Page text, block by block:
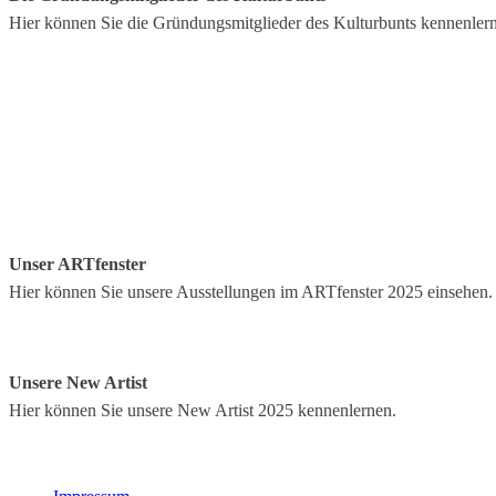
Hier können Sie die Gründungsmitglieder des Kulturbunts
Unser ARTfenster
Hier können Sie unsere Ausstellungen im ARTfenster 2025 einsehen.
Unsere New Artist
Hier können Sie unsere New Artist 2025 kennenlernen.